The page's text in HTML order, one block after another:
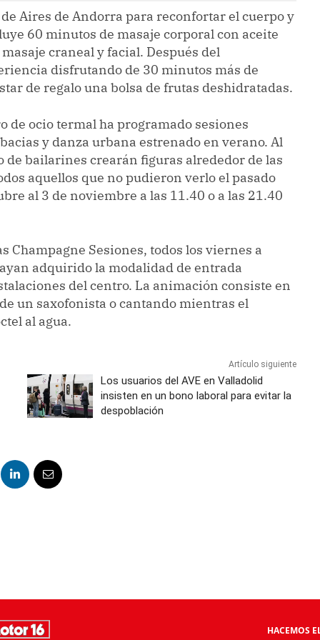
Aires de Andorra para reconfortar el cuerpo y
60 minutos de masaje corporal con aceite
craneal y facial. Después del
disfrutando de 30 minutos más de
de regalo una bolsa de frutas deshidratadas.
de ocio termal ha programado sesiones
y danza urbana estrenado en verano. Al
bailarines crearán figuras alrededor de las
aquellos que no pudieron verlo el pasado
al 3 de noviembre a las 11.40 o a las 21.40
Champagne Sesiones, todos los viernes a
adquirido la modalidad de entrada
del centro. La animación consiste en
un saxofonista o cantando mientras el
al agua.
Artículo siguiente
Los usuarios del AVE en Valladolid
insisten en un bono laboral para evitar la
despoblación
HACEMOS